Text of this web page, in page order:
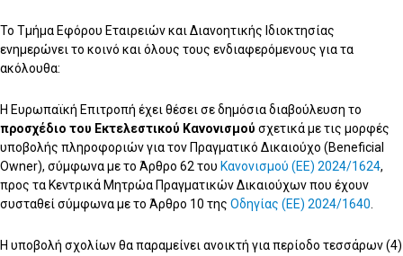
Το Τμήμα Εφόρου Εταιρειών και Διανοητικής Ιδιοκτησίας
ενημερώνει το κοινό και όλους τους ενδιαφερόμενους για τα
ακόλουθα:
Η Ευρωπαϊκή Επιτροπή έχει θέσει σε δημόσια διαβούλευση το
προσχέδιο του Εκτελεστικού Κανονισμού σχετικά με τις μορφές
υποβολής πληροφοριών για τον Πραγματικό Δικαιούχο (Beneficial
Owner), σύμφωνα με το Άρθρο 62 του Κανονισμού (ΕΕ) 2024/1624,
προς τα Κεντρικά Μητρώα Πραγματικών Δικαιούχων που έχουν
συσταθεί σύμφωνα με το Άρθρο 10 της Οδηγίας (ΕΕ) 2024/1640.
Η υποβολή σχολίων θα παραμείνει ανοικτή για περίοδο τεσσάρων (4)